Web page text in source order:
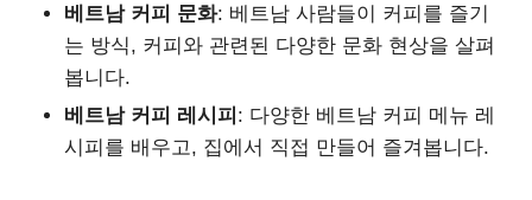
베트남 커피 문화: 베트남 사람들이 커피를 즐기
는 방식, 커피와 관련된 다양한 문화 현상을 살펴
봅니다.
베트남 커피 레시피 : 다양한 베트남 커피 메뉴 레
시피를 배우고, 집에서 직접 만들어 즐겨봅니다.